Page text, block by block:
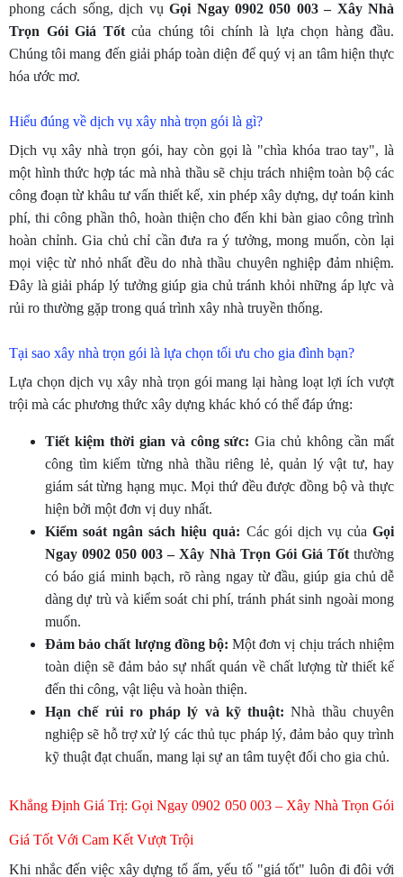
phong cách sống, dịch vụGọi Ngay 0902 050 003 – Xây Nhà
Trọn Gói Giá Tốtcủa chúng tôi chính là lựa chọn hàng đầu.
Chúng tôi mang đến giải pháp toàn diện để quý vị an tâm hiện thực
hóa ước mơ.
Hiểu đúng về dịch vụ xây nhà trọn gói là gì?
Dịch vụ xây nhà trọn gói, hay còn gọi là "chìa khóa trao tay", là
một hình thức hợp tác mà nhà thầu sẽ chịu trách nhiệm toàn bộ các
công đoạn từ khâu tư vấn thiết kế, xin phép xây dựng, dự toán kinh
phí, thi công phần thô, hoàn thiện cho đến khi bàn giao công trình
hoàn chỉnh. Gia chủ chỉ cần đưa ra ý tưởng, mong muốn, còn lại
mọi việc từ nhỏ nhất đều do nhà thầu chuyên nghiệp đảm nhiệm.
Đây là giải pháp lý tưởng giúp gia chủ tránh khỏi những áp lực và
rủi ro thường gặp trong quá trình xây nhà truyền thống.
Tại sao xây nhà trọn gói là lựa chọn tối ưu cho gia đình bạn?
Lựa chọn dịch vụ xây nhà trọn gói mang lại hàng loạt lợi ích vượt
trội mà các phương thức xây dựng khác khó có thể đáp ứng:
Tiết kiệm thời gian và công sức: Gia chủ không cần mất
công tìm kiếm từng nhà thầu riêng lẻ, quản lý vật tư, hay
giám sát từng hạng mục. Mọi thứ đều được đồng bộ và thực
hiện bởi một đơn vị duy nhất.
Kiểm soát ngân sách hiệu quả: Các gói dịch vụ củaGọi
Ngay 0902 050 003 – Xây Nhà Trọn Gói Giá Tốtthường
có báo giá minh bạch, rõ ràng ngay từ đầu, giúp gia chủ dễ
dàng dự trù và kiểm soát chi phí, tránh phát sinh ngoài mong
muốn.
Đảm bảo chất lượng đồng bộ: Một đơn vị chịu trách nhiệm
toàn diện sẽ đảm bảo sự nhất quán về chất lượng từ thiết kế
đến thi công, vật liệu và hoàn thiện.
Hạn chế rủi ro pháp lý và kỹ thuật: Nhà thầu chuyên
nghiệp sẽ hỗ trợ xử lý các thủ tục pháp lý, đảm bảo quy trình
kỹ thuật đạt chuẩn, mang lại sự an tâm tuyệt đối cho gia chủ.
Khẳng Định Giá Trị: Gọi Ngay 0902 050 003 – Xây Nhà Trọn Gói
Giá Tốt Với Cam Kết Vượt Trội
Khi nhắc đến việc xây dựng tổ ấm, yếu tố "giá tốt" luôn đi đôi với